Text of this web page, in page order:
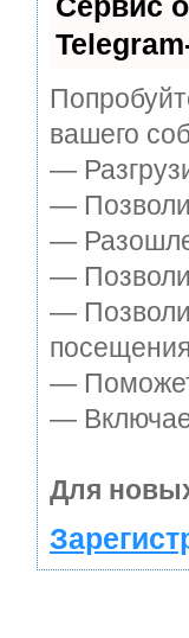
вашего
—
—
—
—
—
— Поможет
—
Для